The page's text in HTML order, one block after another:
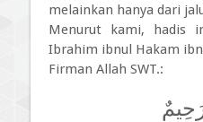
melainkan hanya dari
Menurut kami, hadis
Ibrahim ibnul Hakam
Firman Allah SWT.: